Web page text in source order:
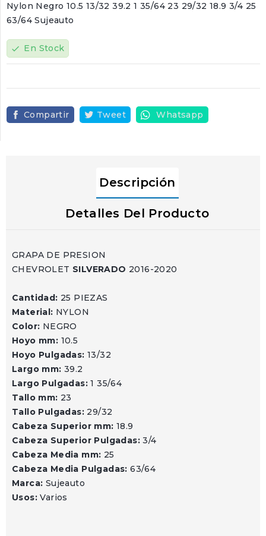
Nylon Negro 10.5 13/32 39.2 1 35/64 23 29/32 18.9 3/4 25
63/64 Sujeauto
check En Stock
Compartir Tweet Whatsapp
Descripción
Detalles Del Producto
GRAPA DE PRESION
CHEVROLET SILVERADO 2016-2020
Cantidad: 25 PIEZAS
Material: NYLON
Color: NEGRO
Hoyo mm: 10.5
Hoyo Pulgadas: 13/32
Largo mm: 39.2
Largo Pulgadas:1 35/64
Tallo mm: 23
Tallo Pulgadas: 29/32
Cabeza Superior mm: 18.9
Cabeza Superior Pulgadas:3/4
Cabeza Media mm: 25
Cabeza Media Pulgadas:63/64
Marca: Sujeauto
Usos: Varios